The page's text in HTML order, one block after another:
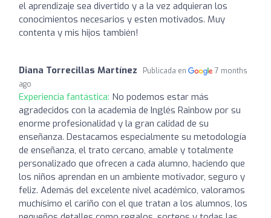
el aprendizaje sea divertido y a la vez adquieran los
conocimientos necesarios y esten motivados. Muy
contenta y mis hijos también!
Diana Torrecillas Martínez Publicada en
7 months
ago
Experiencia fantástica: No podemos estar más
agradecidos con la academia de Inglés Rainbow por su
enorme profesionalidad y la gran calidad de su
enseñanza. Destacamos especialmente su metodología
de enseñanza, el trato cercano, amable y totalmente
personalizado que ofrecen a cada alumno, haciendo que
los niños aprendan en un ambiente motivador, seguro y
feliz. Además del excelente nivel académico, valoramos
muchísimo el cariño con el que tratan a los alumnos, los